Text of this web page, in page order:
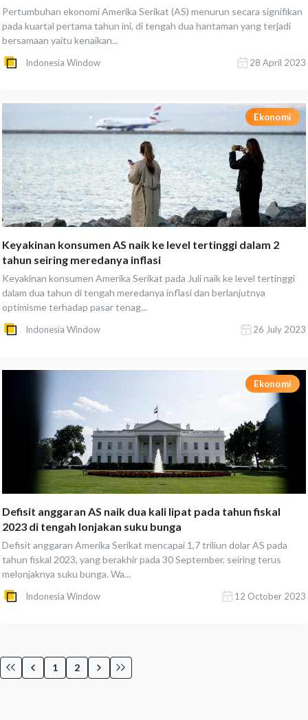
Pertumbuhan ekonomi Amerika Serikat (AS) menurun secara signifikan
pada kuartal pertama tahun ini, di tengah dua hantaman yang terjadi
bersamaan yaitu kenaikan...
Indonesia Window 28 April 2023
Ekonomi
Keyakinan konsumen AS naik ke level tertinggi dalam 2
tahun seiring meredanya inflasi
Keyakinan konsumen Amerika Serikat pada Juli naik ke level tertinggi
dalam dua tahun di tengah meredanya inflasi dan berlanjutnya
optimisme terhadap pasar tenag...
Indonesia Window 26 July 2023
Ekonomi
Defisit anggaran AS naik dua kali lipat pada tahun fiskal
2023 di tengah lonjakan suku bunga
Defisit anggaran Amerika Serikat mencapai 1,7 triliun dolar AS pada
tahun fiskal 2023, yang berakhir pada 30 September, seiring terus
melonjaknya suku bunga. Wa...
Indonesia Window 12 October 2023
1 2